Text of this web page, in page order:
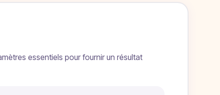
essentiels pour fournir un résultat